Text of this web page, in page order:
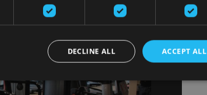
ACCEPT ALL
DECLINE ALL